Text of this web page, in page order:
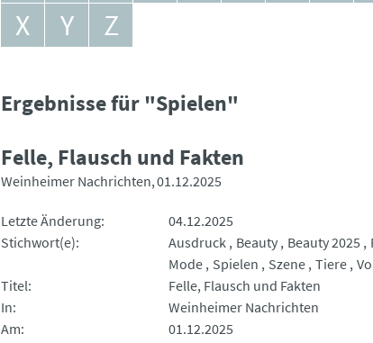
X
Y Z
Ergebnisse für "Spielen"
Felle, Flausch und Fakten
Weinheimer Nachrichten 01.12.2025
Letzte Änderung
04.12.2025
Stichwort(e)
Ausdruck Beauty Beauty 2025
Mode
Spielen Szene Tiere
Titel
Felle, Flausch und Fakten
In
Weinheimer Nachrichten
Am
01.12.2025